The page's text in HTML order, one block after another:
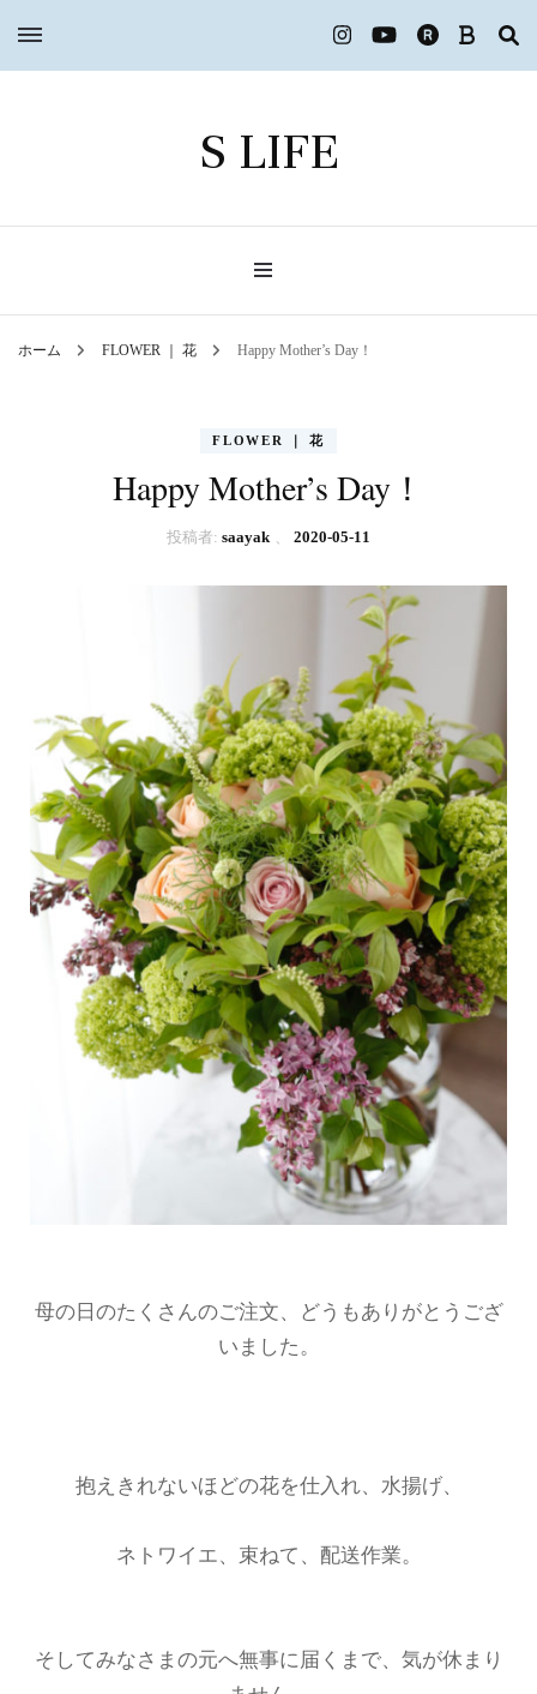
S LIFE
ホーム FLOWER ｜ 花 Happy Mother’s Day！
FLOWER ｜ 花
Happy Mother’s Day！
投稿者: saayak 、 2020-05-11
母の日のたくさんのご注文、どうもありがとうござ
いました。
抱えきれないほどの花を仕入れ、水揚げ、
ネトワイエ、束ねて、配送作業。
そしてみなさまの元へ無事に届くまで、気が休まり